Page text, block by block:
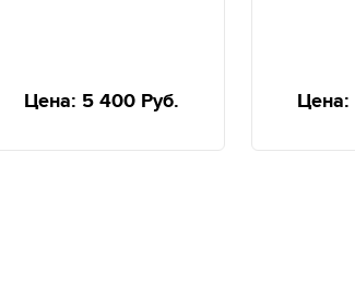
Цена: 5 400 Руб. Цена: